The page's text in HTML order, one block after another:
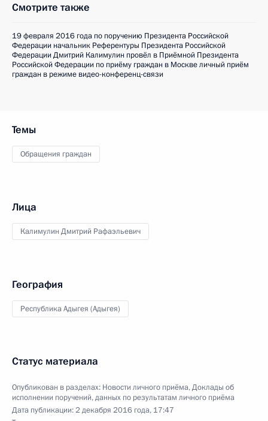
Смотрите также
19 февраля 2016 года по поручению Президента Российской
Федерации начальник Референтуры Президента Российской
Федерации Дмитрий Калимулин провёл в Приёмной Президента
Российской Федерации по приёму граждан в Москве личный приём
граждан в режиме видео-конференц-связи
Темы
Обращения граждан
Лица
Калимулин Дмитрий Рафаэльевич
География
Республика Адыгея (Адыгея)
Статус материала
Опубликован в разделах: Новости личного приёма,Доклады об
исполнении поручений, данных по результатам личного приёма
Дата публикации:2 декабря 2016 года, 17:47